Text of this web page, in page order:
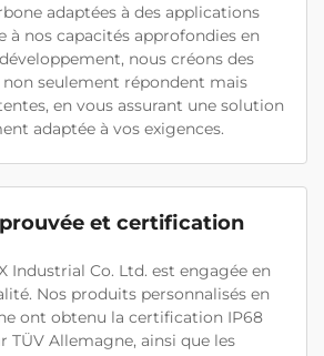
adaptées à des applications
à nos capacités approfondies en
nous créons des
seulement répondent mais
en vous assurant une solution
adaptée à vos exigences.
et certification
Industrial Co. Ltd. est engagée en
Nos produits personnalisés en
ont obtenu la certification IP68
TÜV Allemagne, ainsi que les